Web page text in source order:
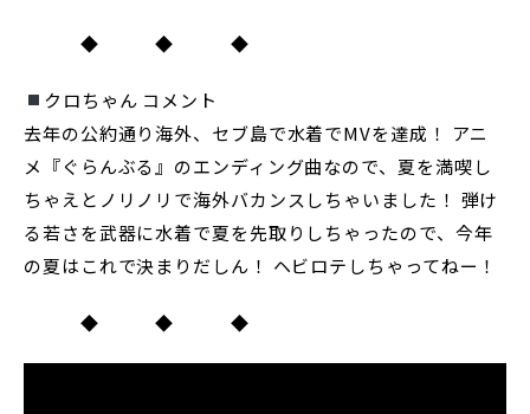
◆ ◆ ◆
クロちゃん コメント
去年の公約通り海外、セブ島で水着でMVを達成！ アニ
メ『ぐらんぶる』のエンディング曲なので、夏を満喫し
ちゃえとノリノリで海外バカンスしちゃいました！ 弾け
る若さを武器に水着で夏を先取りしちゃったので、今年
の夏はこれで決まりだしん！ ヘビロテしちゃってねー！
◆ ◆ ◆